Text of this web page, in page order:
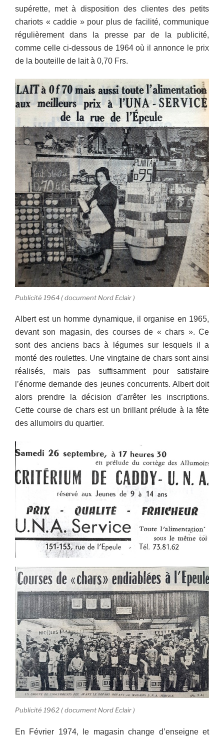
supérette, met à disposition des clientes des petits
chariots « caddie » pour plus de facilité, communique
régulièrement dans la presse par de la publicité,
comme celle ci-dessous de 1964 où il annonce le prix
de la bouteille de lait à 0,70 Frs.
Publicité 1964 ( document Nord Eclair )
Albert est un homme dynamique, il organise en 1965,
devant son magasin, des courses de « chars ». Ce
sont des anciens bacs à légumes sur lesquels il a
monté des roulettes. Une vingtaine de chars sont ainsi
réalisés, mais pas suffisamment pour satisfaire
l’énorme demande des jeunes concurrents. Albert doit
alors prendre la décision d’arrêter les inscriptions.
Cette course de chars est un brillant prélude à la fête
des allumoirs du quartier.
Publicité 1962 ( document Nord Eclair )
En Février 1974, le magasin change d’enseigne et